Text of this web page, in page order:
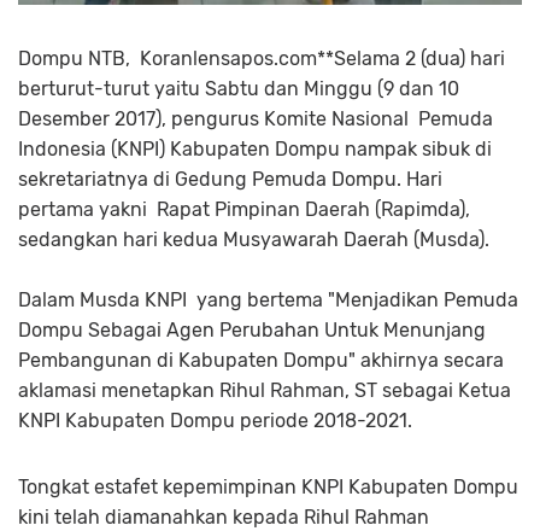
Dompu NTB, Koranlensapos.com**Selama 2 (dua) hari
berturut-turut yaitu Sabtu dan Minggu (9 dan 10
Desember 2017), pengurus Komite Nasional Pemuda
Indonesia (KNPI) Kabupaten Dompu nampak sibuk di
sekretariatnya di Gedung Pemuda Dompu. Hari
pertama yakni Rapat Pimpinan Daerah (Rapimda),
sedangkan hari kedua Musyawarah Daerah (Musda).
Dalam Musda KNPI yang bertema "Menjadikan Pemuda
Dompu Sebagai Agen Perubahan Untuk Menunjang
Pembangunan di Kabupaten Dompu" akhirnya secara
aklamasi menetapkan Rihul Rahman, ST sebagai Ketua
KNPI Kabupaten Dompu periode 2018-2021.
Tongkat estafet kepemimpinan KNPI Kabupaten Dompu
kini telah diamanahkan kepada Rihul Rahman